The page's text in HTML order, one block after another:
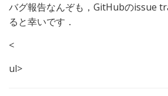
バグ報告なんぞも，GitHubのissue
ると幸いです．
<
ul>